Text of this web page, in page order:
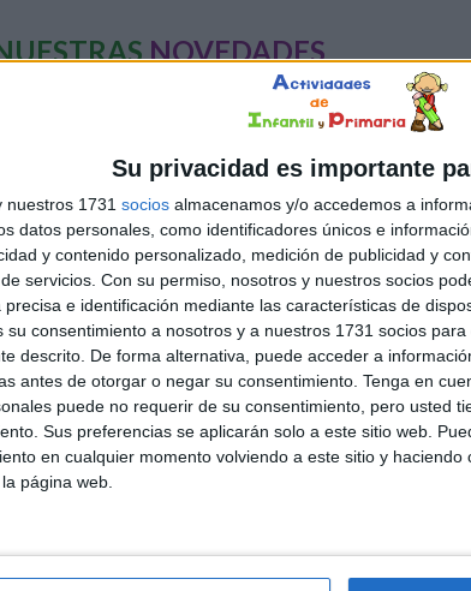
Su privacidad es importante
nuestros 1731 socios almacenamos y/o accedemos a
datos personales, como identificadores únicos e
y contenido personalizado, medición de publicidad y
servicios. Con su permiso, nosotros y nuestros socios
precisa e identificación mediante las características de
su consentimiento a nosotros y a nuestros 1731 socios
descrito. De forma alternativa, puede acceder a
antes de otorgar o negar su consentimiento. Tenga en
puede no requerir de su consentimiento, pero usted
Sus preferencias se aplicarán solo a este sitio web.
en cualquier momento volviendo a este sitio y
página web.
NOVEDADES